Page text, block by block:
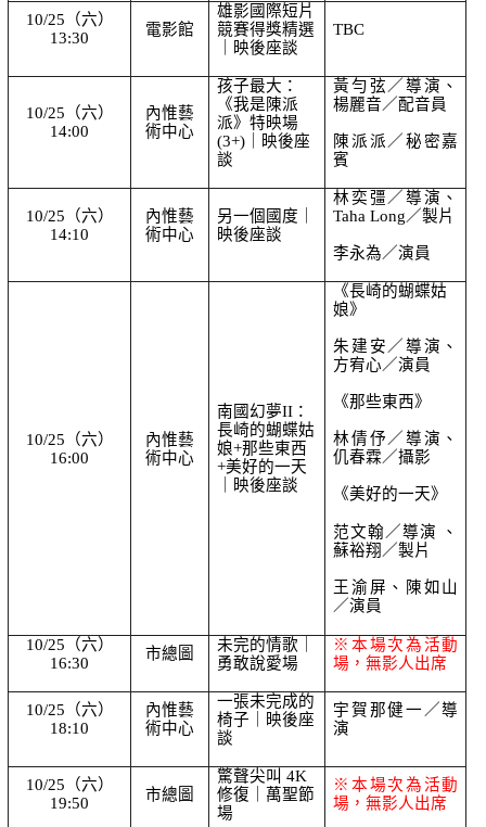
10/25（六）
13:30
電影館
雄影國際短片
競賽得獎精選
｜映後座談
TBC
10/25（六）
14:00
內惟藝
術中心
孩子最大：
《我是陳派
派》特映場
(3+)｜映後座
談
黃勻弦／導演、
楊麗音／配音員
陳派派／秘密嘉
賓
10/25（六）
14:10
內惟藝
術中心
另一個國度｜
映後座談
林奕彊／導演、
Taha Long／製片
李永為／演員
10/25（六）
16:00
內惟藝
術中心
南國幻夢II：
長崎的蝴蝶姑
娘+那些東西
+美好的一天
｜映後座談
《長崎的蝴蝶姑
娘》
朱建安／導演、
方宥心／演員
《那些東西》
林倩伃／導演、
仉春霖／攝影
《美好的一天》
范文翰／導演 、
蘇裕翔／製片
王渝屏、陳如山
／演員
10/25（六）
16:30
市總圖
未完的情歌｜
勇敢說愛場
※本場次為活動
場，無影人出席
10/25（六）
18:10
內惟藝
術中心
一張未完成的
椅子｜映後座
談
宇賀那健一／導
演
10/25（六）
19:50
市總圖
驚聲尖叫 4K
修復｜萬聖節
場
※本場次為活動
場，無影人出席